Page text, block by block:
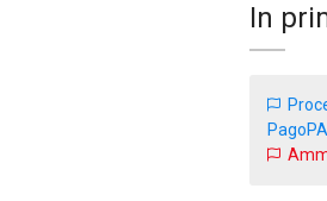
In
PagoPA